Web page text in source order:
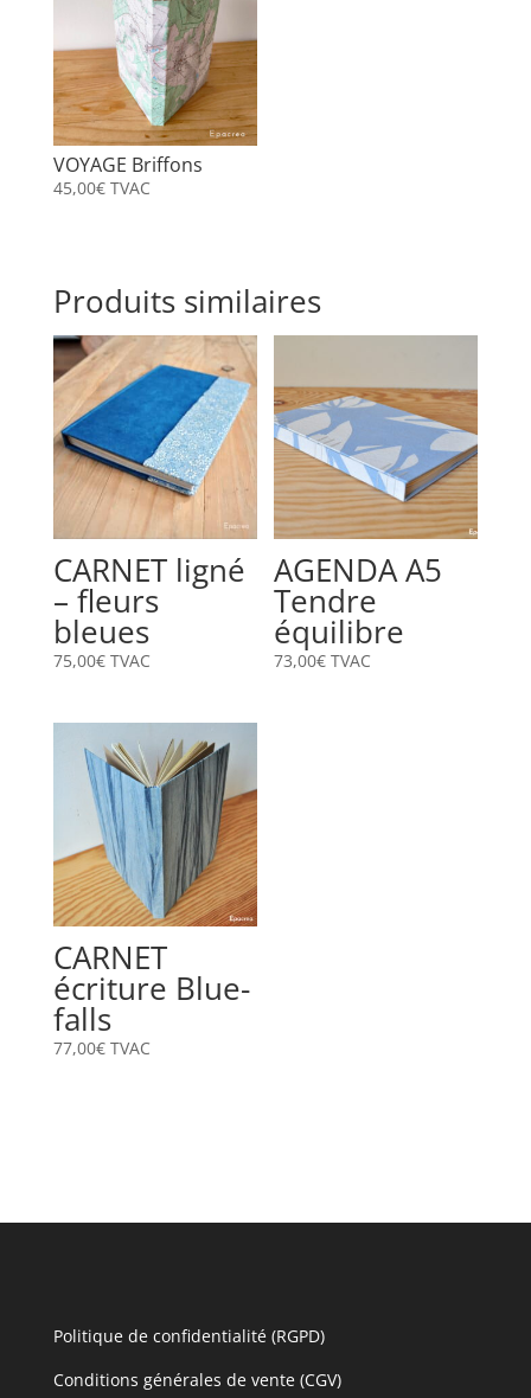
VOYAGE Briffons
45,00€ TVAC
Produits similaires
CARNET ligné
– fleurs
bleues
75,00€ TVAC
AGENDA A5
Tendre
équilibre
73,00€ TVAC
CARNET
écriture Blue-
falls
77,00€ TVAC
Politique de confidentialité (RGPD)
Conditions générales de vente (CGV)